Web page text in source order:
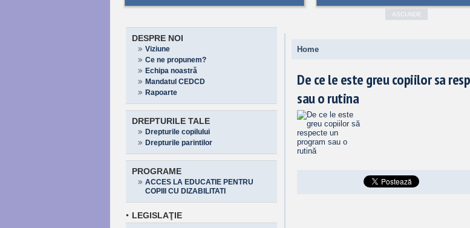
ASCUNDE
DESPRE NOI
Viziune
Ce ne propunem?
Echipa noastră
Mandatul CEDCD
Rapoarte
DREPTURILE TALE
Drepturile copilului
Drepturile parintilor
PROGRAME
ACCES LA EDUCATIE PENTRU
COPIII CU DIZABILITATI
LEGISLAŢIE
Home
De ce le este greu copiilor sa
sau o rutina